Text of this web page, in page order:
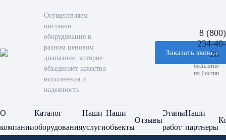
Осуществляем
поставки
оборудования в
разном ценовом
диапазоне, которое
объединяет качество
исполнения и
надежность
Заказать звонок
8 (800)
234-40-
26
бесплатно
по России
О
компании
Каталог
оборудования
Наши
услуги
Наши
объекты
Отзывы
Этапы
работ
Наши
партнеры